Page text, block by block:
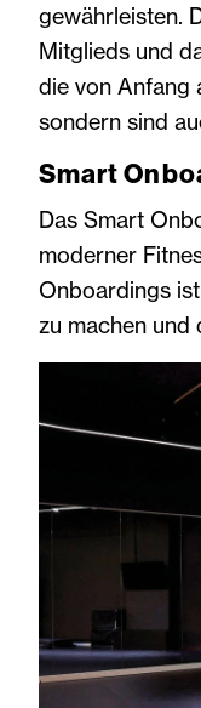
gewährleisten.
Mitglieds und
die von Anfang
sondern sind
Smart
Das Smart
moderner
Onboardings
zu machen und